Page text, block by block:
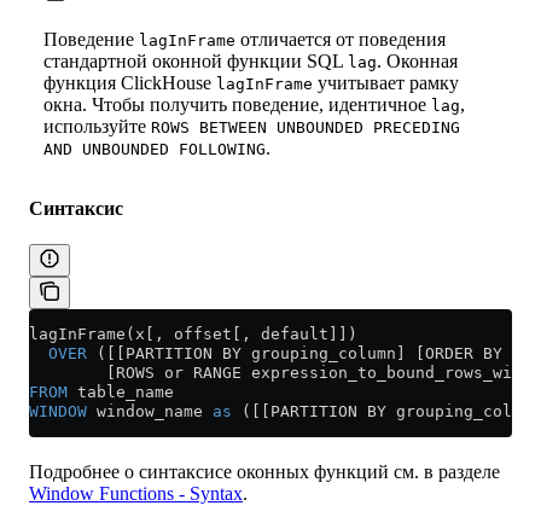
Поведение lagInFrame отличается от поведения
стандартной оконной функции SQL lag. Оконная
функция ClickHouse lagInFrame учитывает рамку
окна. Чтобы получить поведение, идентичное lag,
используйте ROWS BETWEEN UNBOUNDED PRECEDING
AND UNBOUNDED FOLLOWING.
Синтаксис
lagInFrame(x[, offset[, default]])
  OVER
([[PARTITION BY grouping_column] [ORDER BY
[ROWS or RANGE
FROM table_name
WINDOW window_name as ([[PARTITION BY
Подробнее о синтаксисе оконных функций см. в разделе
Window Functions - Syntax.